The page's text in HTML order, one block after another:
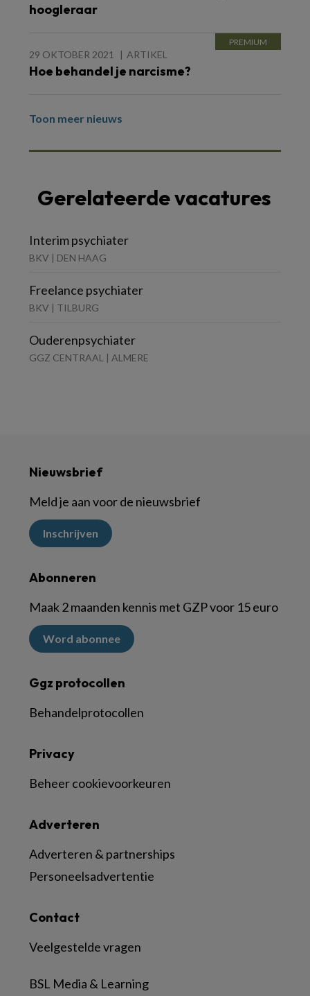
hoogleraar
29 OKTOBER 2021 ARTIKEL
Hoe behandel je narcisme?
Toon meer nieuws
Gerelateerde vacatures
Interim psychiater
BKV | DEN HAAG
Freelance psychiater
BKV | TILBURG
Ouderenpsychiater
GGZ CENTRAAL | ALMERE
Nieuwsbrief
Meld je aan voor de nieuwsbrief
Inschrijven
Abonneren
Maak 2 maanden kennis met GZP voor 15 euro
Word abonnee
Ggz protocollen
Behandelprotocollen
Contact
Veelgestelde vragen
BSL Media & Learning
Adverteren
Adverteren & partnerships
Personeelsadvertentie
Privacy
Beheer cookievoorkeuren